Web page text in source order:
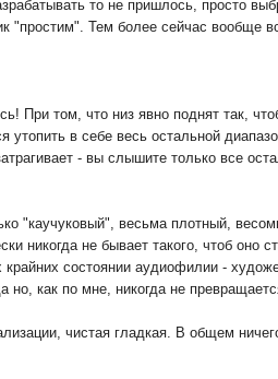
то не пришлось, просто
"простим". Тем более сейчас вообще
том, что низ явно поднят так,
в себе весь остальной
- вы слышите только все
"каучуковый", весьма плотный,
никогда не бывает такого, чтоб
состоянии аудиофилии -
но, как по мне, никогда не
чистая гладкая. В общем